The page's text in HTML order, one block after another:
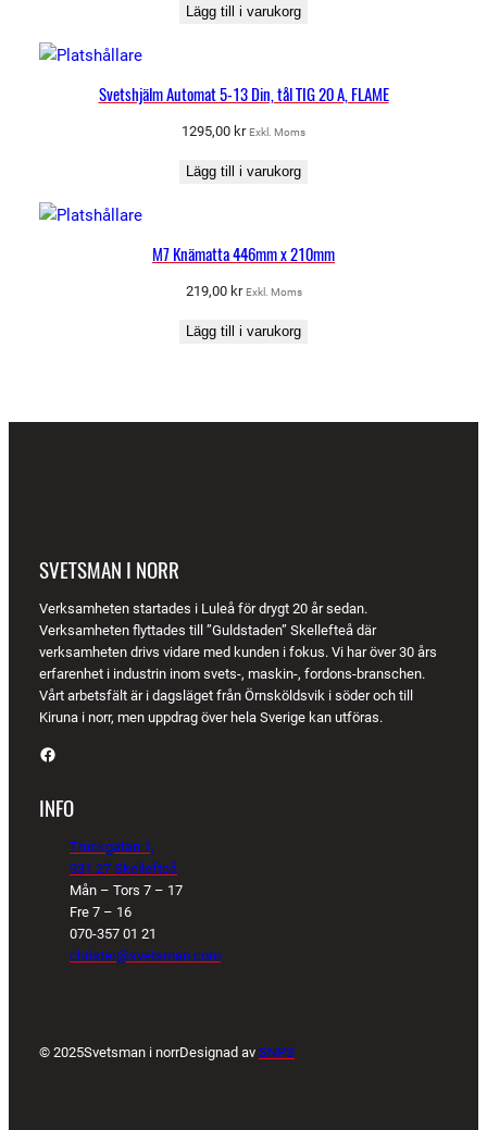
Lägg till i varukorg
Svetshjälm Automat 5-13 Din, tål TIG 20 A, FLAME
1295,00 kr Exkl. Moms
Lägg till i varukorg
M7 Knämatta 446mm x 210mm
219,00 kr Exkl. Moms
Lägg till i varukorg
SVETSMAN I NORR
Verksamheten startades i Luleå för drygt 20 år sedan.
Verksamheten flyttades till ”Guldstaden” Skellefteå där
verksamheten drivs vidare med kunden i fokus. Vi har över 30 års
erfarenhet i industrin inom svets-, maskin-, fordons-branschen.
Vårt arbetsfält är i dagsläget från Örnsköldsvik i söder och till
Kiruna i norr, men uppdrag över hela Sverige kan utföras.
Facebook
INFO
Truckgatan 1,
931 27 Skellefteå
Mån – Tors 7 – 17
Fre 7 – 16
070-357 01 21
christer@svetsman.com
© 2025Svetsman i norrDesignad av SNPS